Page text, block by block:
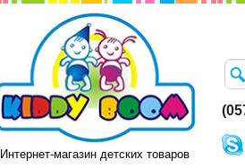
Интернет-магазин детских товаров